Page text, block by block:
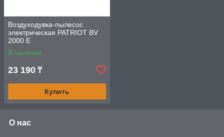
Воздуходувка-пылесос
электрическая PATRIOT BV
2000 E
В наличии
23 190 ₸
Купить
О нас